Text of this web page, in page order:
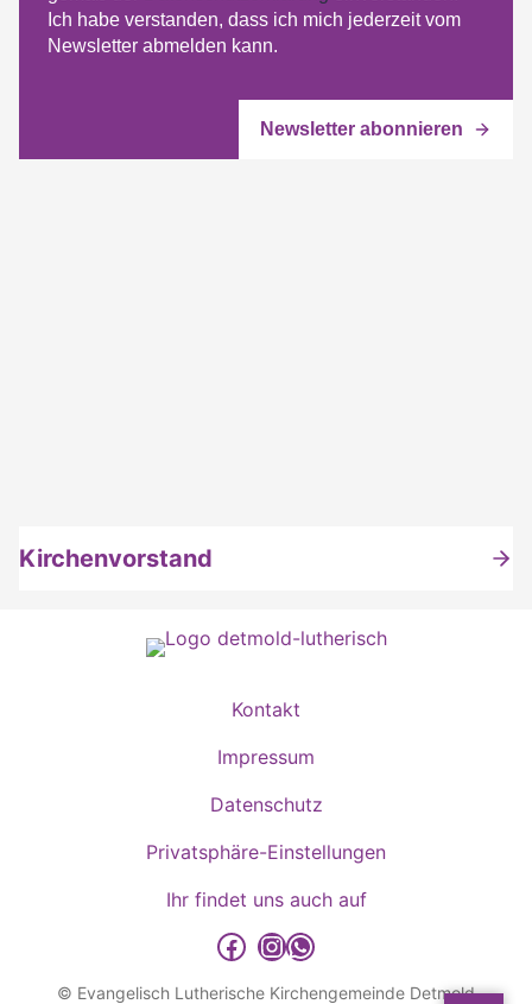
Ich habe verstanden, dass ich mich jederzeit vom
Newsletter abmelden kann.
Kirchenvorstand
Kontakt
Impressum
Datenschutz
Privatsphäre-Einstellungen
Ihr findet uns auch auf
detmold-lutherisch auf Facebook
detmold-lutherisch auf Instagram
detmold-lutherisch auf WhatsApp
© Evangelisch Lutherische Kirchengemeinde Detmold